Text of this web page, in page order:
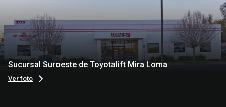
Sucursal Suroeste de Toyotalift Mira Loma
Ver foto